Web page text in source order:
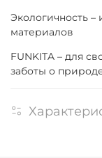
Экологичность
материалов
FUNKITA – для
заботы о